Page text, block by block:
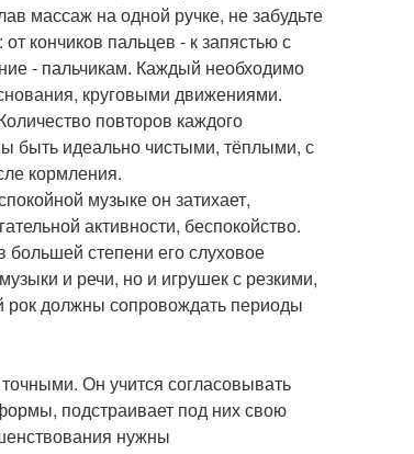
массаж на одной ручке, не забудьте
кончиков пальцев - к запястью с
- пальчикам. Каждый необходимо
круговыми движениями.
повторов каждого
быть идеально чистыми, тёплыми, с
кормления.
музыке он затихает,
активности, беспокойство.
степени его слуховое
и речи, но и игрушек с резкими,
рок должны сопровождать периоды
Он учится согласовывать
подстраивает под них свою
нужны